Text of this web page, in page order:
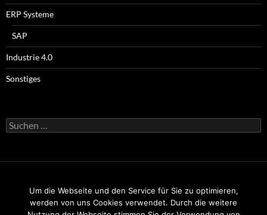
ERP Systeme
SAP
Industrie 4.0
Sonstiges
Suchen
nach:
ImpressumUm die Webseite und den Service für Sie zu optimieren,
werden von uns Cookies verwendet. Durch die weitere